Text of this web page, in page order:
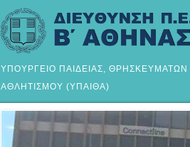
ΥΠΟΥΡΓΕΙΟ ΠΑΙΔΕΙΑΣ, ΘΡΗΣΚΕΥΜΑΤΩΝ
ΑΘΛΗΤΙΣΜΟΥ (ΥΠΑΙΘΑ)